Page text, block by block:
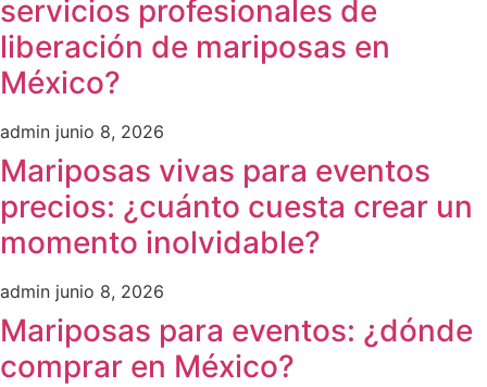
servicios profesionales de
liberación de mariposas en
México?
admin junio 8, 2026
Mariposas vivas para eventos
precios: ¿cuánto cuesta crear un
momento inolvidable?
admin junio 8, 2026
Mariposas para eventos: ¿dónde
comprar en México?